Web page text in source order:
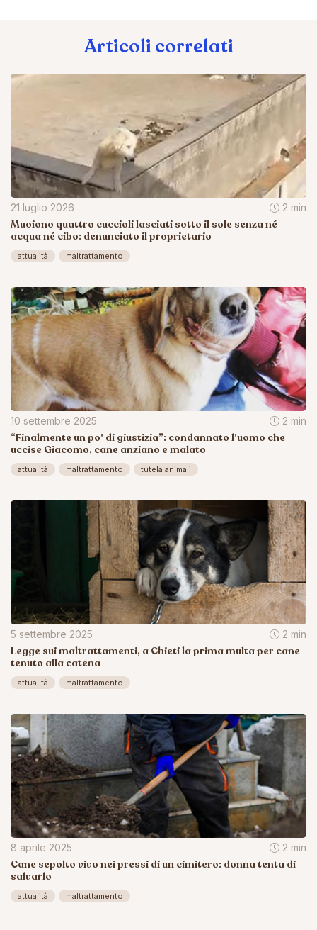
Articoli correlati
21 luglio 2026 2 min
Muoiono quattro cuccioli lasciati sotto il sole senza né
acqua né cibo: denunciato il proprietario
attualità maltrattamento
10 settembre 2025 2 min
“Finalmente un po' di giustizia”: condannato l'uomo che
uccise Giacomo, cane anziano e malato
attualità maltrattamento tutela animali
5 settembre 2025 2 min
Legge sui maltrattamenti, a Chieti la prima multa per cane
tenuto alla catena
attualità maltrattamento
8 aprile 2025 2 min
Cane sepolto vivo nei pressi di un cimitero: donna tenta di
salvarlo
attualità maltrattamento